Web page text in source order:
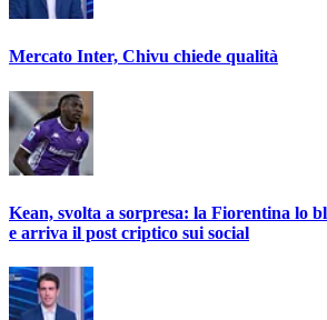
Mercato Inter, Chivu chiede qualità
Kean, svolta a sorpresa: la Fiorentina lo
e arriva il post criptico sui social